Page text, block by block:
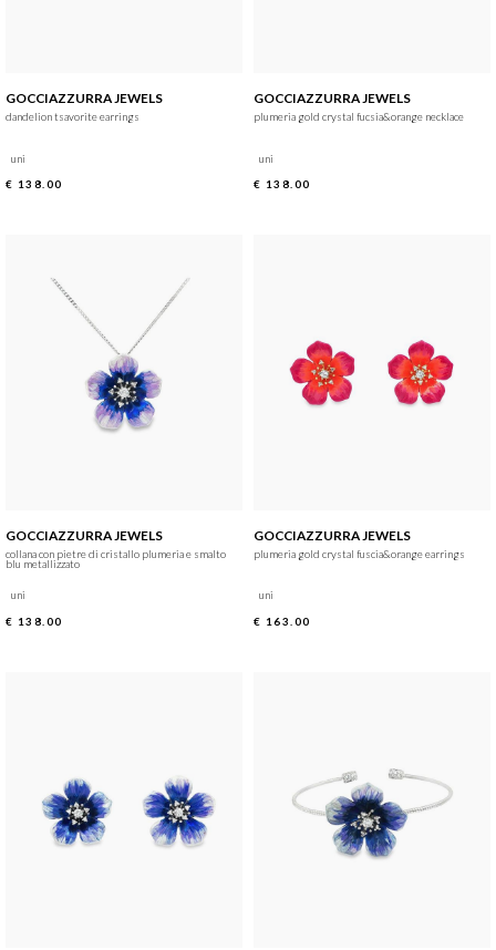
GOCCIAZZURRA JEWELS
dandelion tsavorite earrings
uni
€ 138.00
GOCCIAZZURRA JEWELS
plumeria gold crystal fucsia&orange necklace
uni
€ 138.00
GOCCIAZZURRA JEWELS
collana con pietre di cristallo plumeria e smalto
blu metallizzato
uni
€ 138.00
GOCCIAZZURRA JEWELS
plumeria gold crystal fuscia&orange earrings
uni
€ 163.00